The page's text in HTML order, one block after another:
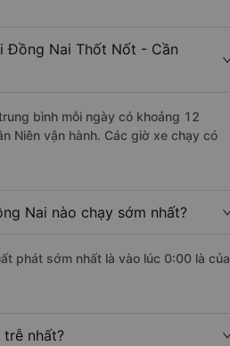
Đồng Nai Thốt Nốt - Cần
bình mỗi ngày có khoảng 12
Niên vận hành. Các giờ xe chạy có
Nai nào chạy sớm nhất?
phát sớm nhất là vào lúc 0:00 là của
nhất?